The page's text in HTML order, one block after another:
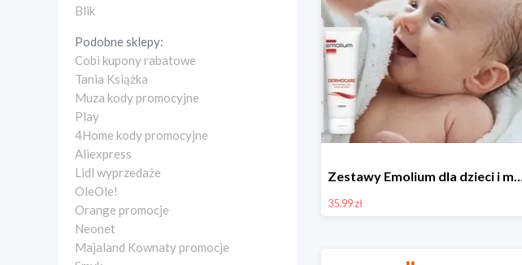
Blik
Podobne sklepy:
Cobi kupony rabatowe
Tania Książka
Muza kody promocyjne
Play
4Home kody promocyjne
Aliexpress
Lidl wyprzedaże
OleOle!
Orange promocje
Neonet
Majaland Kownaty promocje
Zestawy Emolium dla dzieci i mam na Allegro od 35,99 zł
35.99 zł